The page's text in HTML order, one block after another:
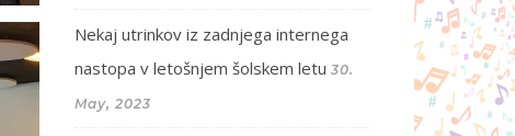
Nekaj utrinkov iz zadnjega internega
nastopa v letošnjem šolskem letu 30.
May, 2023